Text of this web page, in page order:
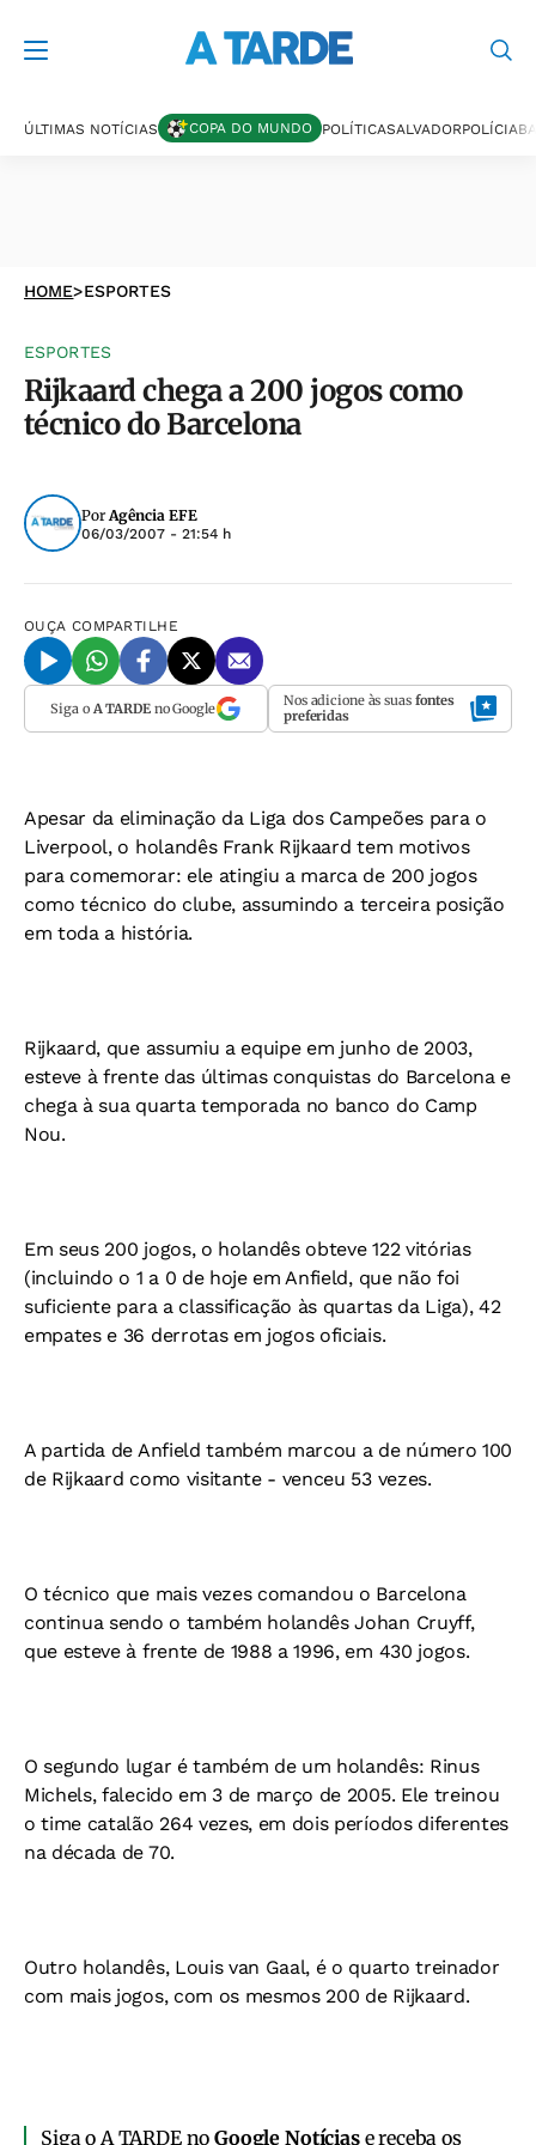
ÚLTIMAS NOTÍCIAS COPA DO MUNDO POLÍTICASALVADORPOLÍCIA
HOME>ESPORTES
ESPORTES
Rijkaard chega a 200 jogos como
técnico do Barcelona
PorAgência EFE
06/03/2007 - 21:54 h
OUÇA COMPARTILHE
Siga o A TARDEno Google Nos adicione às suas fontes
preferidas
Apesar da eliminação da Liga dos Campeões para o
Liverpool, o holandês Frank Rijkaard tem motivos
para comemorar: ele atingiu a marca de 200 jogos
como técnico do clube, assumindo a terceira posição
em toda a história.
Rijkaard, que assumiu a equipe em junho de 2003,
esteve à frente das últimas conquistas do Barcelona e
chega à sua quarta temporada no banco do Camp
Nou.
Em seus 200 jogos, o holandês obteve 122 vitórias
(incluindo o 1 a 0 de hoje em Anfield, que não foi
suficiente para a classificação às quartas da Liga), 42
empates e 36 derrotas em jogos oficiais.
A partida de Anfield também marcou a de número 100
de Rijkaard como visitante - venceu 53 vezes.
O técnico que mais vezes comandou o Barcelona
continua sendo o também holandês Johan Cruyff,
que esteve à frente de 1988 a 1996, em 430 jogos.
O segundo lugar é também de um holandês: Rinus
Michels, falecido em 3 de março de 2005. Ele treinou
o time catalão 264 vezes, em dois períodos diferentes
na década de 70.
Outro holandês, Louis van Gaal, é o quarto treinador
com mais jogos, com os mesmos 200 de Rijkaard.
Siga o A TARDE noGoogle Notíciase receba os